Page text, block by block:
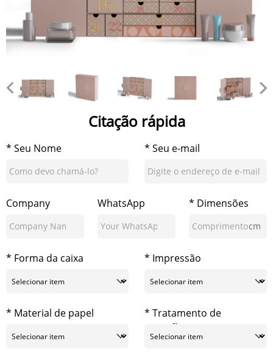
Citação rápida
* Seu Nome * Seu e-mail
Company WhatsApp * Dimensões
cm
* Forma da caixa * Impressão
* Material de papel
* Tratamento de
superfície